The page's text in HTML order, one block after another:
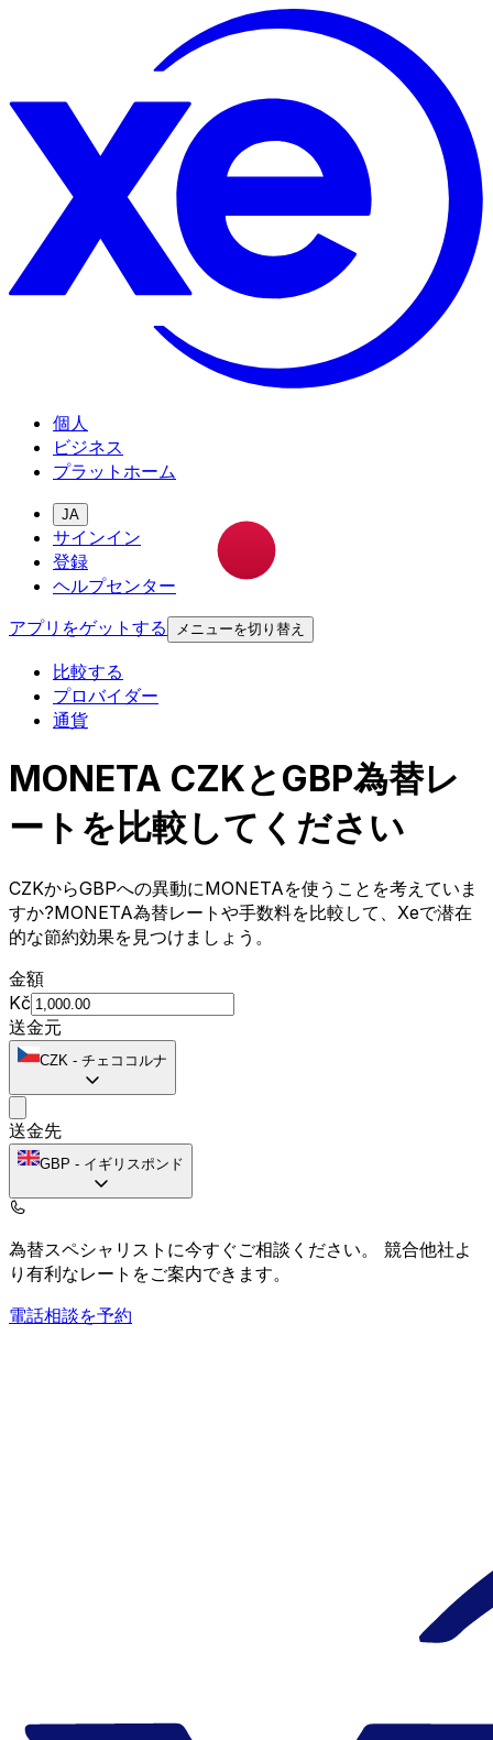
個人
ビジネス
プラットホーム
JA
サインイン
登録
ヘルプセンター
アプリをゲットする
メニューを切り替え
比較する
プロバイダー
通貨
MONETA CZKとGBP為替レ
ートを比較してください
CZKからGBPへの異動にMONETAを使うことを考えていま
すか?MONETA為替レートや手数料を比較して、Xeで潜在
的な節約効果を見つけましょう。
金額
Kč
送金元
CZK - チェココルナ
送金先
GBP - イギリスポンド
為替スペシャリストに今すぐご相談ください。 競合他社よ
り有利なレートをご案内できます。
電話相談を予約